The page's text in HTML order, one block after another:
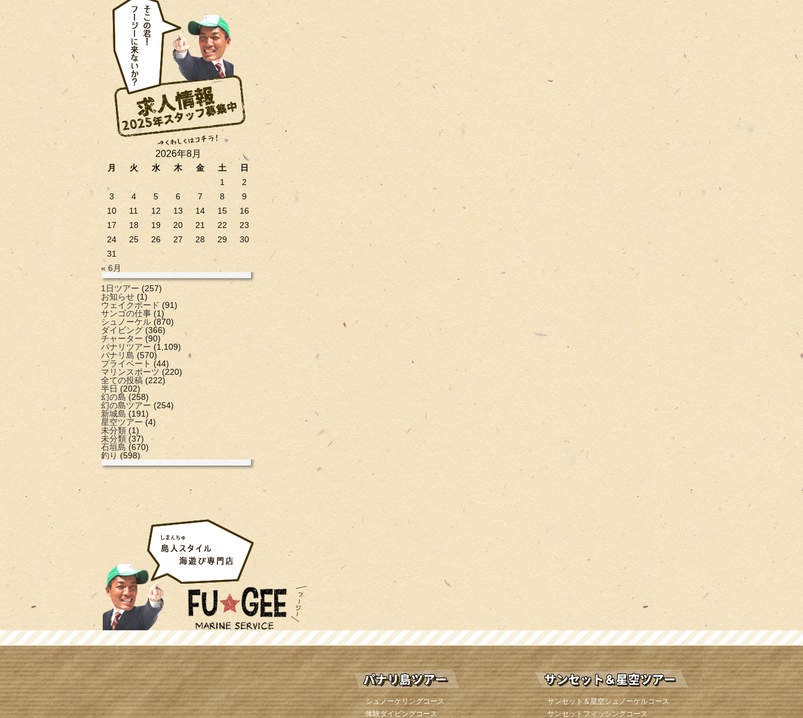
2026年8月
月 火 水 木 金 土
日
1
2
3
4 5 6 7 8
9
10
11 12 13 14 15
16
17
18 19 20 21 22
23
24
25 26 27 28 29
30
31
« 6月
1日ツアー (257)
お知らせ (1)
ウェイクボード (91)
サンゴの仕事 (1)
シュノーケル (870)
ダイビング (366)
チャーター (90)
パナリツアー (1,109)
パナリ島 (570)
プライベート (44)
マリンスポーツ (220)
全ての投稿 (222)
半日 (202)
幻の島 (258)
幻の島ツアー (254)
新城島 (191)
星空ツアー (4)
未分類 (1)
未分類 (37)
石垣島 (670)
釣り (598)
シュノーケリングコース
体験ダイビングコース
サンセット＆星空シュノーケルコース
サンセットフィッシングコース